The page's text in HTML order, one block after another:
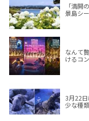
「満開
景島シ
なんて
けるコ
3月22
少な種